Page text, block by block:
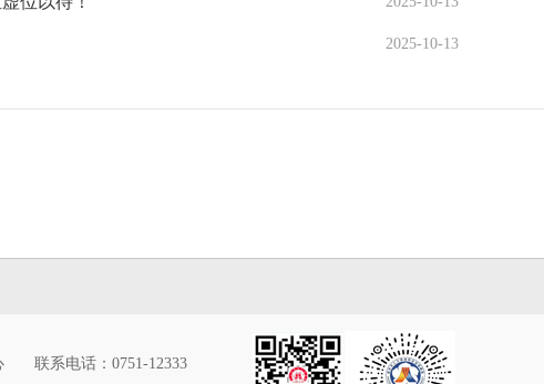
2025-10-13
联系电话：0751-12333